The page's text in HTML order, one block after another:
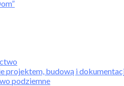
projektem, budową i
podziemne